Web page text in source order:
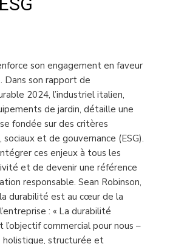
son engagement en faveur
Dans son rapport de
2024, l’industriel italien,
de jardin, détaille une
fondée sur des critères
et de gouvernance (ESG).
ces enjeux à tous les
et de devenir une référence
responsable. Sean Robinson,
durabilité est au cœur de la
: « La durabilité
commercial pour nous –
holistique, structurée et